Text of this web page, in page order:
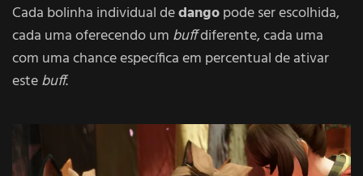
Cada bolinha individual dedangopode ser escolhida,
cada uma oferecendo um buffdiferente, cada uma
com uma chance específica em percentual de ativar
estebuff.